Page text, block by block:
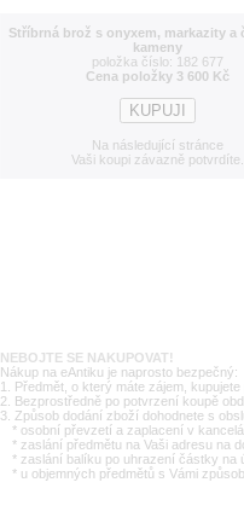
Stříbrná brož s onyxem, markazity a
kameny
položka číslo: 182 677
Cena položky 3 600 Kč
Na následující stránce
Vaši koupi závazně potvrdíte.
NEBOJTE SE NAKUPOVAT!
Nákup na eAntiku je naprosto bezpečný:
1. Předmět, o který máte zájem,
2. Bezprostředně po potvrzení koupě
3. Způsob dodání zboží dohodnete s
* osobní převzetí a zaplacení v
* zaslání předmětu na Vaši adresu na
* zaslání balíku po uhrazení částky na
* u objemných předmětů s Vámi